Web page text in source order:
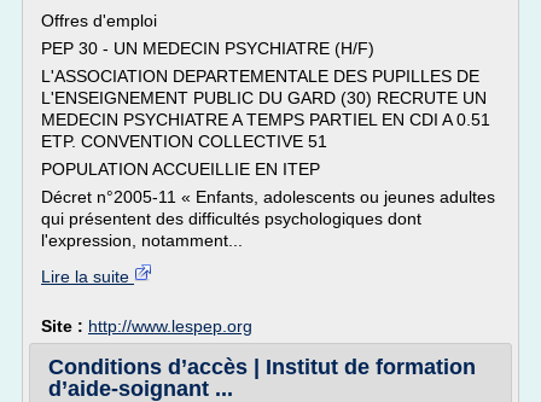
Offres d'emploi
PEP 30 - UN MEDECIN PSYCHIATRE (H/F)
L'ASSOCIATION DEPARTEMENTALE DES PUPILLES DE
L'ENSEIGNEMENT PUBLIC DU GARD (30) RECRUTE UN
MEDECIN PSYCHIATRE A TEMPS PARTIEL EN CDI A 0.51
ETP. CONVENTION COLLECTIVE 51
POPULATION ACCUEILLIE EN ITEP
Décret n°2005-11 « Enfants, adolescents ou jeunes adultes
qui présentent des difficultés psychologiques dont
l'expression, notamment...
Lire la suite
Site : http://www.lespep.org
Conditions d’accès | Institut de formation
d’aide-soignant ...